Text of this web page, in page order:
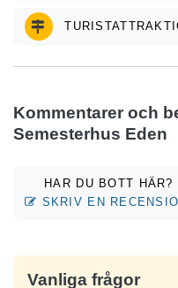
Kommentarer och
Semesterhus Eden
HAR DU BOTT HÄR?
SKRIV EN
Vanliga frågor